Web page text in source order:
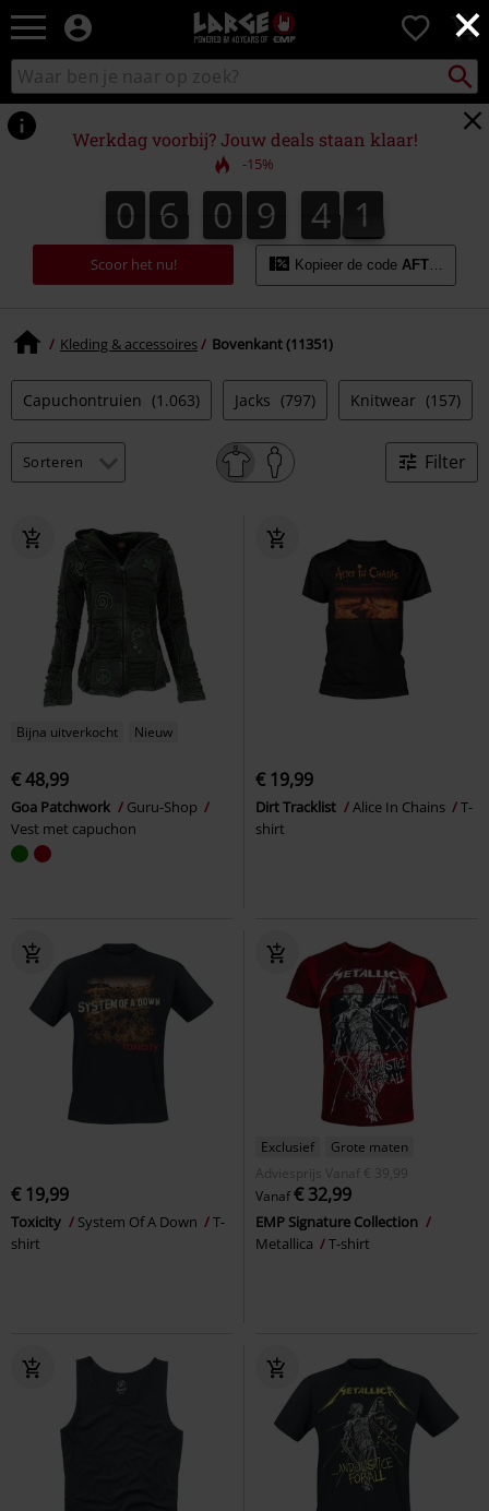
×
Large
–
Muziek-,
en
gaming-
merch
+
alternatieve
kleding
0
Zoek
in
catalogus
zoeken
Werkdag voorbij? Jouw deals staan klaar!
-15%
0
0 6
6 0
0 9
9 3
4
3
4 9
0
9
1
0
Scoor het nu! Kopieer de code
Kleding & accessoires Bovenkant (11351)
Capuchontruien (1.063) Jacks (797) Knitwear (157)
Filter
Bijna uitverkocht Nieuw
€ 48,99
Goa Patchwork
Guru-Shop
Vest met capuchon
€ 19,99
Dirt Tracklist Alice In Chains
T-
shirt
€ 19,99
Toxicity System Of A Down
T-
shirt
Exclusief
Grote maten
Adviesprijs
Vanaf € 39,99
Vanaf€ 32,99
EMP Signature Collection
Metallica
T-shirt